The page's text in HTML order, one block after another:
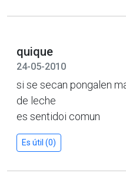
quique
24-05-2010
si se secan pongalen
de leche
es sentidoi comun
Es útil (0)